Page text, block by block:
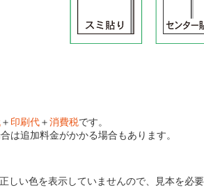
＋ 印刷代 ＋ 消費税です。
は追加料金がかかる場合もあります。
しい色を表示していませんので、見本を必